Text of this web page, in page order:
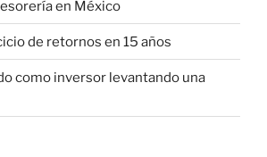
en México
de retornos en 15 años
como inversor levantando una